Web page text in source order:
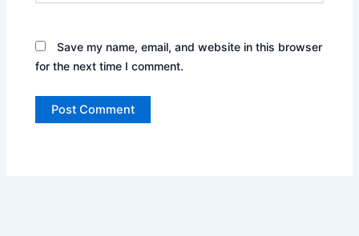
Save my name, email, and website in this browser
for the next time I comment.